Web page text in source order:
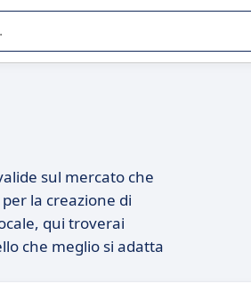
azienda.
sul mercato che
la creazione di
qui troverai
che meglio si adatta